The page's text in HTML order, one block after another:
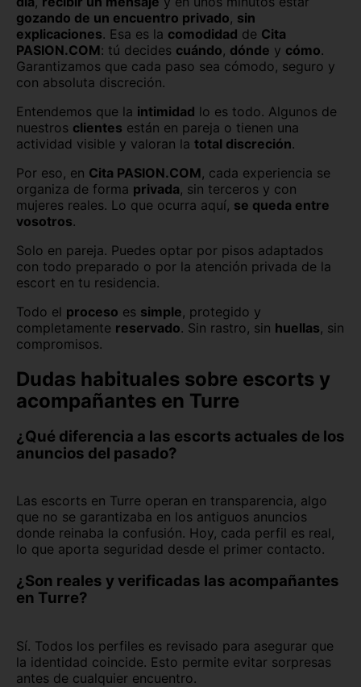
gozando de un encuentro privado, sin
explicaciones. Esa es la comodidad de Cita
PASION.COM: tú decides cuándo, dónde y cómo.
Garantizamos que cada paso sea cómodo, seguro y
con absoluta discreción.
Entendemos que la intimidad lo es todo. Algunos de
nuestros clientes están en pareja o tienen una
actividad visible y valoran la total discreción.
Por eso, en Cita PASION.COM, cada experiencia se
organiza de forma privada, sin terceros y con
mujeres reales. Lo que ocurra aquí, se queda entre
vosotros.
Solo en pareja. Puedes optar por pisos adaptados
con todo preparado o por la atención privada de la
escort en tu residencia.
Todo el proceso es simple, protegido y
completamente reservado. Sin rastro, sin huellas, sin
compromisos.
Dudas habituales sobre escorts y
acompañantes en Turre
¿Qué diferencia a las escorts actuales de los
anuncios del pasado?
Las escorts en Turre operan en transparencia, algo
que no se garantizaba en los antiguos anuncios
donde reinaba la confusión. Hoy, cada perfil es real,
lo que aporta seguridad desde el primer contacto.
¿Son reales y verificadas las acompañantes
en Turre?
Sí. Todos los perfiles es revisado para asegurar que
la identidad coincide. Esto permite evitar sorpresas
antes de cualquier encuentro.